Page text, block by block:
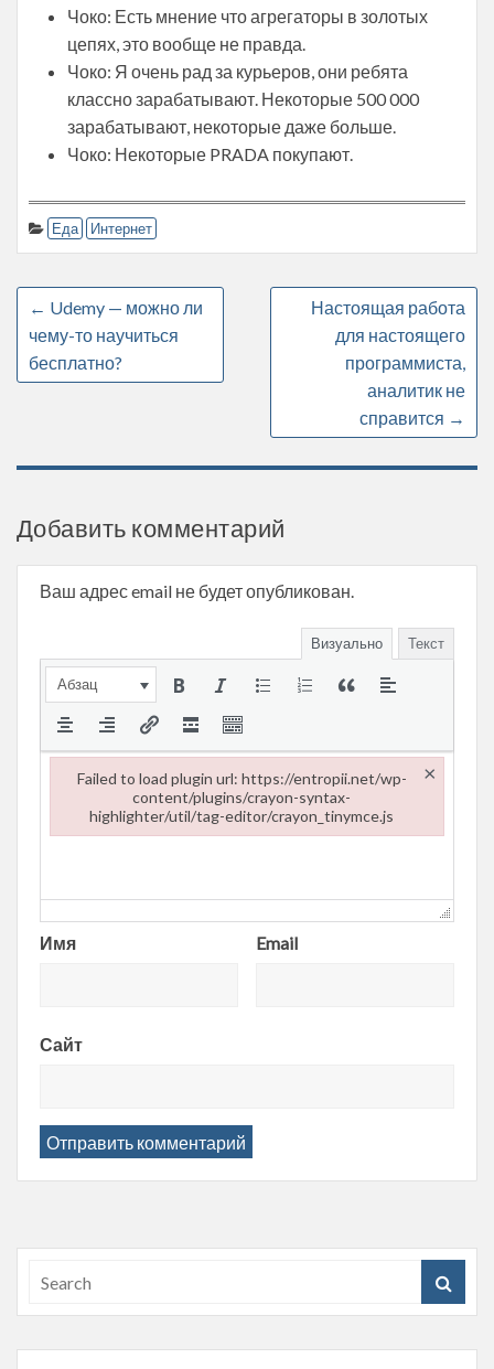
Чоко: Есть мнение что агрегаторы в золотых
цепях, это вообще не правда.
Чоко: Я очень рад за курьеров, они ребята
классно зарабатывают. Некоторые 500 000
зарабатывают, некоторые даже больше.
Чоко: Некоторые PRADA покупают.
Еда Интернет
← Udemy — можно ли
чему-то научиться
бесплатно?
Настоящая работа
для настоящего
программиста,
аналитик не
справится →
Добавить комментарий
Ваш адрес email не будет опубликован.
Визуально Текст
Абзац
Имя Email
Сайт
Failed to load plugin url: https://entropii.net/wp-
content/plugins/crayon-syntax-
highlighter/util/tag-editor/crayon_tinymce.js
×
Failed to load plugin url: https://entropii.net/wp-content/